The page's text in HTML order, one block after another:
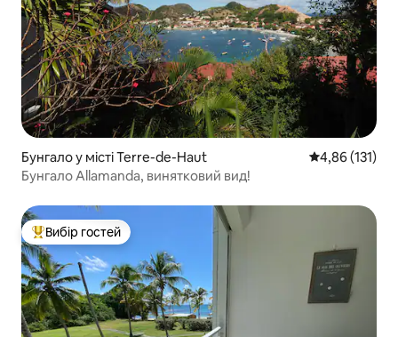
Бунгало у місті Terre-de-Haut Середня
4,86 (131)
Бунгало Allamanda, винятковий вид!
Топ вибір гостей
Вибір гостей